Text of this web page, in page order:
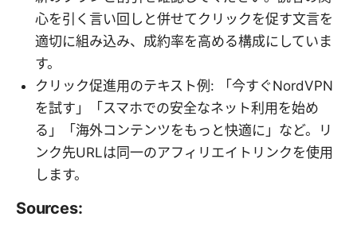
心を引く言い回しと併せてクリックを促す文言を
適切に組み込み、成約率を高める構成にしていま
す。
クリック促進用のテキスト例: 「今すぐNordVPN
を試す」「スマホでの安全なネット利用を始め
る」「海外コンテンツをもっと快適に」など。リ
ンク先URLは同一のアフィリエイトリンクを使用
します。
Sources: